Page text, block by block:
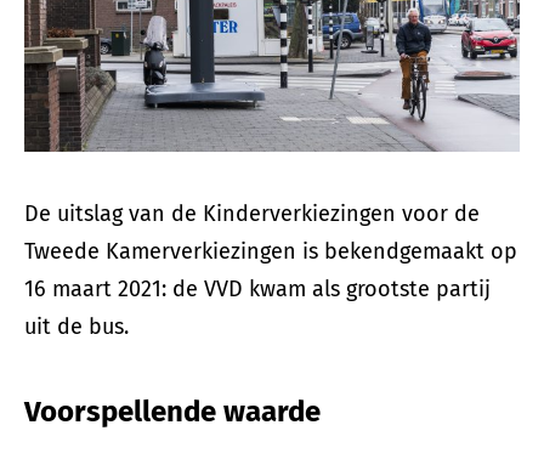
De uitslag van de Kinderverkiezingen voor de
Tweede Kamerverkiezingen is bekendgemaakt op
16 maart 2021: de VVD kwam als grootste partij
uit de bus.
Voorspellende waarde